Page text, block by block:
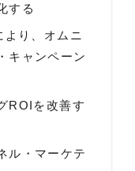
する
より、オムニ
キャンペーン
ROIを改善す
ル・マーケテ